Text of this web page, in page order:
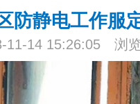
防静电工作服
11-14 15:26:05 浏